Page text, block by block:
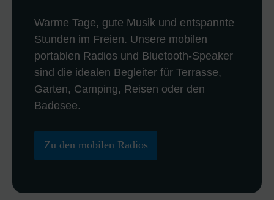
Warme Tage, gute Musik und entspannte
Stunden im Freien. Unsere mobilen
portablen Radios und Bluetooth-Speaker
sind die idealen Begleiter für Terrasse,
Garten, Camping, Reisen oder den
Badesee.
Zu den mobilen Radios